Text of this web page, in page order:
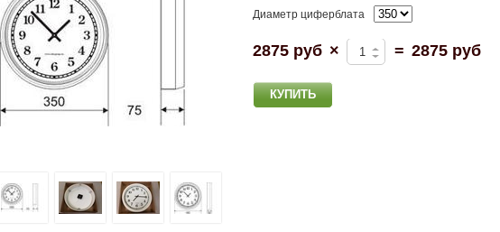
Диаметр циферблата
2875 руб × = 2875 руб